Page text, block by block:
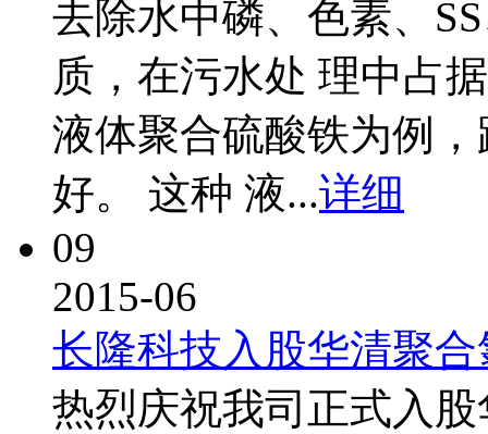
去除水中磷、色素、
质，在污水处 理中占
液体聚合硫酸铁为例
好。 这种 液...详细
09
2015-06
长隆科技入股华清聚
热烈庆祝我司正式入